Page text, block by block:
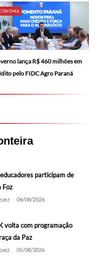
lança R$ 460 milhões em
pelo FIDC Agro Paraná
participam de
Foz
06/08/2026
volta com programação
da Paz
05/08/2026